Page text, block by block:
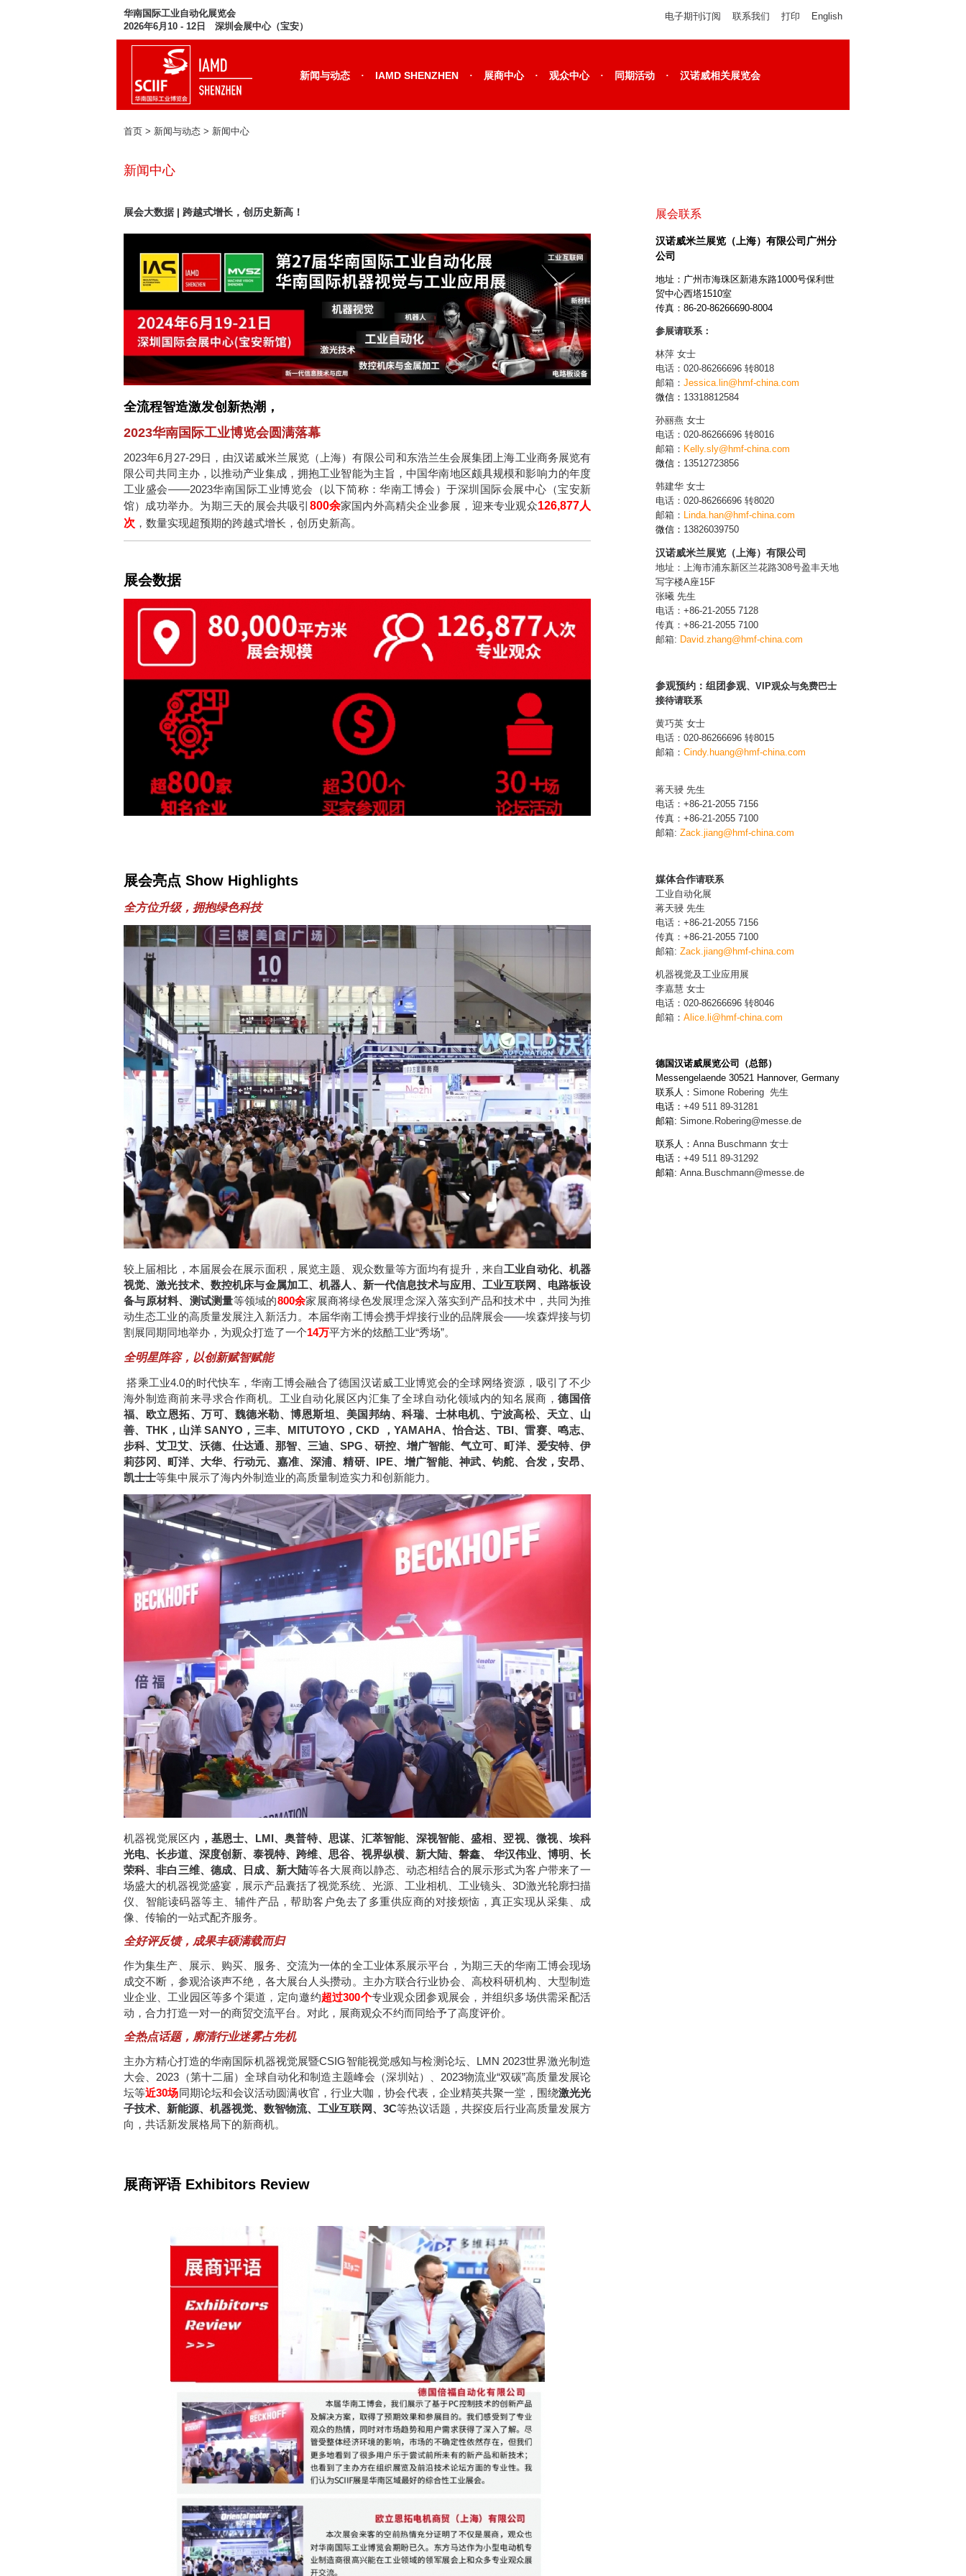
华南国际工业自动化展览会
2026年6月10 - 12日 深圳会展中心（宝安）
电子期刊订阅 联系我们 打印 English
新闻与动态 · IAMD SHENZHEN · 展商中心 · 观众中心 · 同期活动 · 汉诺威相关展览会
首页 > 新闻与动态 > 新闻中心
新闻中心
展会大数据 | 跨越式增长，创历史新高！
全流程智造激发创新热潮，
2023华南国际工业博览会圆满落幕
2023年6月27-29日，由汉诺威米兰展览（上海）有限公司和东浩兰生会展集团上海工业商务展览有
限公司共同主办，以推动产业集成，拥抱工业智能为主旨，中国华南地区颇具规模和影响力的年度
工业盛会——2023华南国际工业博览会（以下简称：华南工博会）于深圳国际会展中心（宝安新
馆）成功举办。为期三天的展会共吸引 800余家国内外高精尖企业参展，迎来专业观众126,877人
次 ，数量实现超预期的跨越式增长，创历史新高。
展会数据
展会亮点 Show Highlights
全方位升级，拥抱绿色科技
较上届相比，本届展会在展示面积，展览主题、观众数量等方面均有提升，来自工业自动化、机器
视觉、激光技术、数控机床与金属加工、机器人、新一代信息技术与应用、工业互联网、电路板设
备与原材料、测试测量等领域的800余家展商将绿色发展理念深入落实到产品和技术中，共同为推
动生态工业的高质量发展注入新活力。本届华南工博会携手焊接行业的品牌展会——埃森焊接与切
割展同期同地举办，为观众打造了一个14万平方米的炫酷工业“秀场”。
全明星阵容，以创新赋智赋能
搭乘工业4.0的时代快车，华南工博会融合了德国汉诺威工业博览会的全球网络资源，吸引了不少
海外制造商前来寻求合作商机。工业自动化展区内汇集了全球自动化领域内的知名展商，德国倍
福、欧立恩拓、万可、魏德米勒、博恩斯坦、美国邦纳、科瑞、士林电机、宁波高松、天立、山
善、THK，山洋 SANYO，三丰、MITUTOYO，CKD ，YAMAHA、怡合达、TBI、雷赛、鸣志、
步科、艾卫艾、沃德、仕达通、那智、三迪、SPG、研控、增广智能、气立可、町洋、爱安特、伊
莉莎冈、町洋、大华、行动元、嘉准、深浦、精研、IPE、增广智能、神武、钧舵、合发，安昂、
凯士士等集中展示了海内外制造业的高质量制造实力和创新能力。
机器视觉展区内 ，基恩士、LMI、奥普特、思谋、汇萃智能、深视智能、盛相、翌视、微视、埃科
光电、长步道、深度创新、泰视特、跨维、思谷、视界纵横、新大陆、磐鑫、 华汉伟业、博明、长
荣科、非白三维、德成、日成、新大陆等各大展商以静态、动态相结合的展示形式为客户带来了一
场盛大的机器视觉盛宴，展示产品囊括了视觉系统、光源、工业相机、工业镜头、3D激光轮廓扫描
仪、智能读码器等主、辅件产品，帮助客户免去了多重供应商的对接烦恼，真正实现从采集、成
像、传输的一站式配齐服务。
全好评反馈，成果丰硕满载而归
作为集生产、展示、购买、服务、交流为一体的全工业体系展示平台，为期三天的华南工博会现场
成交不断，参观洽谈声不绝，各大展台人头攒动。主办方联合行业协会、高校科研机构、大型制造
业企业、工业园区等多个渠道，定向邀约超过300个专业观众团参观展会，并组织多场供需采配活
动，合力打造一对一的商贸交流平台。对此，展商观众不约而同给予了高度评价。
全热点话题，廓清行业迷雾占先机
主办方精心打造的华南国际机器视觉展暨CSIG智能视觉感知与检测论坛、LMN 2023世界激光制造
大会、2023（第十二届）全球自动化和制造主题峰会（深圳站）、2023物流业“双碳”高质量发展论
坛等近30场同期论坛和会议活动圆满收官，行业大咖，协会代表，企业精英共聚一堂，围绕激光光
子技术、新能源、机器视觉、数智物流、工业互联网、3C等热议话题，共探疫后行业高质量发展方
向，共话新发展格局下的新商机。
展商评语 Exhibitors Review
展会联系
汉诺威米兰展览（上海）有限公司广州分
公司
地址：广州市海珠区新港东路1000号保利世
贸中心西塔1510室
传真：86-20-86266690-8004
参展请联系：
林萍 女士
电话：020-86266696 转8018
邮箱： Jessica.lin@hmf-china.com
微信： 13318812584
孙丽燕 女士
电话：020-86266696 转8016
邮箱： Kelly.sly@hmf-china.com
微信： 13512723856
韩建华 女士
电话：020-86266696 转8020
邮箱： Linda.han@hmf-china.com
微信： 13826039750
汉诺威米兰展览（上海）有限公司
地址：上海市浦东新区兰花路308号盈丰天地
写字楼A座15F
张曦 先生
电话：+86-21-2055 7128
传真：+86-21-2055 7100
邮箱: David.zhang@hmf-china.com
参观预约：组团参观、VIP观众与免费巴士
接待请联系
黄巧英 女士
电话：020-86266696 转8015
邮箱： Cindy.huang@hmf-china.com​
蒋天骎 先生
电话：+86-21-2055 7156
传真：+86-21-2055 7100
邮箱: Zack.jiang@hmf-china.com
媒体合作请联系
工业自动化展
蒋天骎 先生
电话：+86-21-2055 7156
传真：+86-21-2055 7100
邮箱: Zack.jiang@hmf-china.com
机器视觉及工业应用展
李嘉慧 女士
电话：020-86266696 转8046
邮箱： Alice.li@hmf-china.com
德国汉诺威展览公司（总部）
Messengelaende 30521 Hannover, Germany
联系人： Simone Robering 先生
电话： +49 511 89-31281
邮箱: Simone.Robering@messe.de
联系人： Anna Buschmann 女士
电话： +49 511 89-31292
邮箱: Anna.Buschmann@messe.de